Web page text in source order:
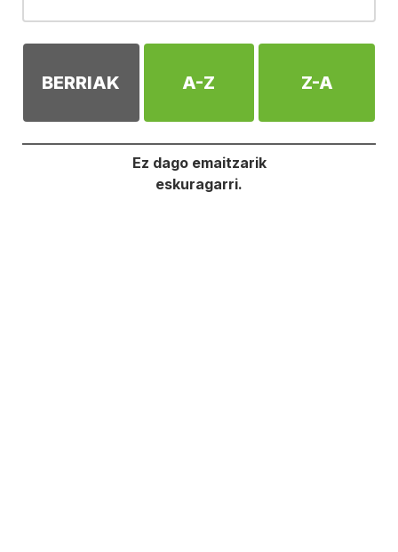
BERRIAK A-Z Z-A
Ez dago emaitzarik
eskuragarri.